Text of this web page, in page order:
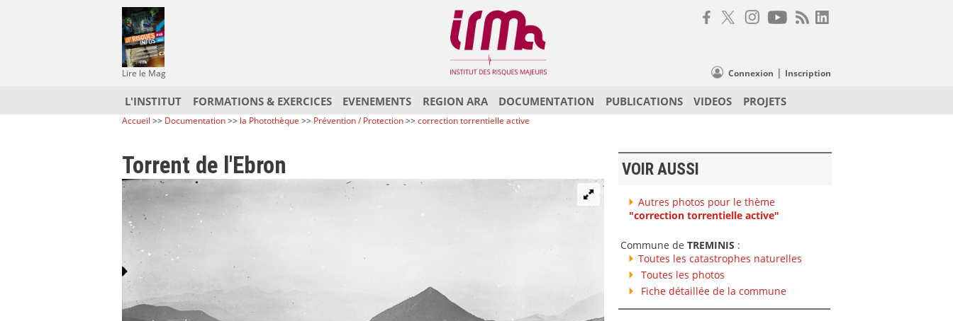
Lire le Mag Connexion | Inscription
L'INSTITUT FORMATIONS & EXERCICES EVENEMENTS REGION ARA DOCUMENTATION PUBLICATIONS VIDEOS PROJETS
Accueil >> Documentation>> la Photothèque >> Prévention / Protection>>correction torrentielle active
Torrent de l'Ebron VOIR AUSSI
Autres photos pour le thème
"correction torrentielle active"
Commune de TREMINIS :
Toutes les catastrophes naturelles
Toutes les photos
Fiche détaillée de la commune